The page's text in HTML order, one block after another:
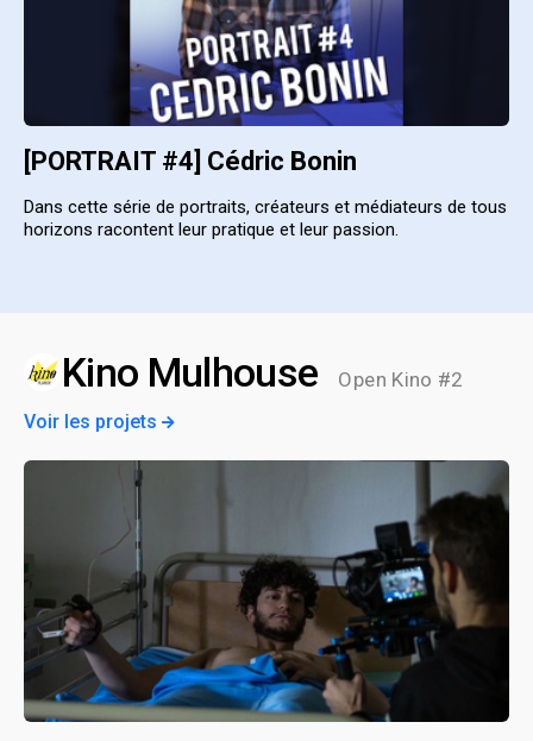
[PORTRAIT #4] Cédric Bonin
Dans cette série de portraits, créateurs et médiateurs de tous
horizons racontent leur pratique et leur passion.
Kino Mulhouse Open Kino #2
Voir les projets